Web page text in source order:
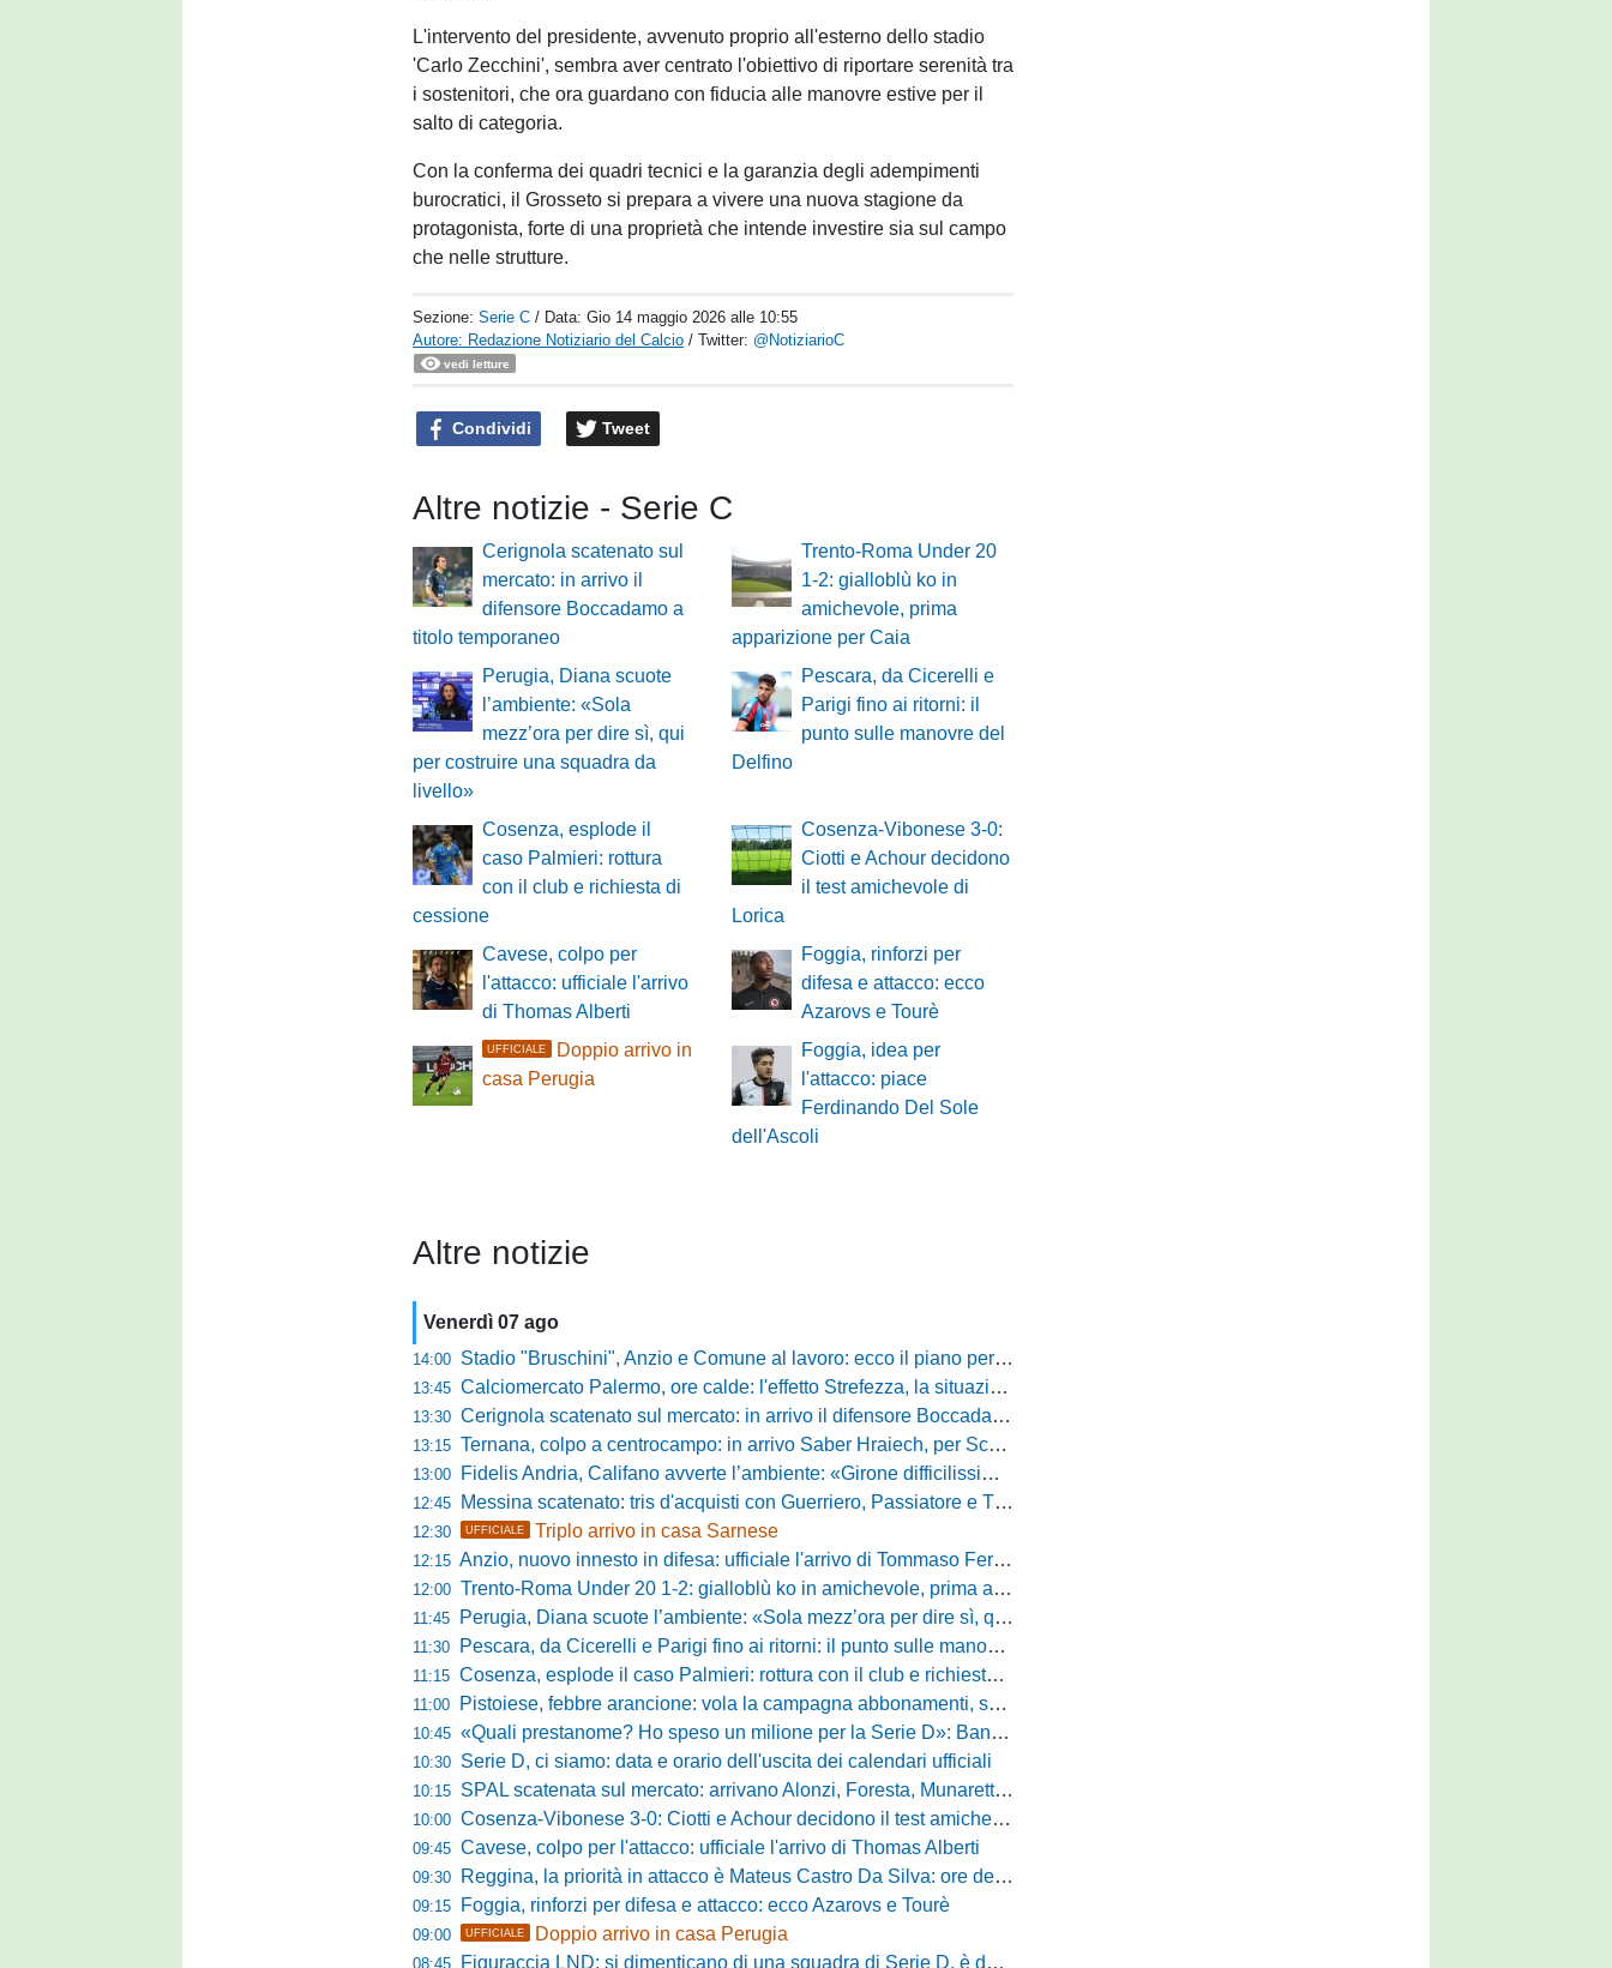
L'intervento del presidente, avvenuto proprio all'esterno dello stadio
'Carlo Zecchini', sembra aver centrato l'obiettivo di riportare serenità tra
i sostenitori, che ora guardano con fiducia alle manovre estive per il
salto di categoria.
Con la conferma dei quadri tecnici e la garanzia degli adempimenti
burocratici, il Grosseto si prepara a vivere una nuova stagione da
protagonista, forte di una proprietà che intende investire sia sul campo
che nelle strutture.
Sezione:Serie C / Data:Gio 14 maggio 2026 alle 10:55
Autore: Redazione Notiziario del Calcio / Twitter: @NotiziarioC
vedi letture
Condividi Tweet
Altre notizie - Serie C
Cerignola scatenato sul
mercato: in arrivo il
difensore Boccadamo a
titolo temporaneo
Trento-Roma Under 20
1-2: gialloblù ko in
amichevole, prima
apparizione per Caia
Perugia, Diana scuote
l’ambiente: «Sola
mezz’ora per dire sì, qui
per costruire una squadra da
livello»
Pescara, da Cicerelli e
Parigi fino ai ritorni: il
punto sulle manovre del
Delfino
Cosenza, esplode il
caso Palmieri: rottura
con il club e richiesta di
cessione
Cosenza-Vibonese 3-0:
Ciotti e Achour decidono
il test amichevole di
Lorica
Cavese, colpo per
l'attacco: ufficiale l'arrivo
di Thomas Alberti
Foggia, rinforzi per
difesa e attacco: ecco
Azarovs e Tourè
UFFICIALE
Doppio arrivo in
casa Perugia
Foggia, idea per
l'attacco: piace
Ferdinando Del Sole
dell'Ascoli
Altre notizie
Venerdì 07 ago
14:00 Stadio "Bruschini", Anzio e Comune al lavoro: ecco il piano per far rientrare i tifosi
13:45 Calciomercato Palermo, ore calde: l'effetto Strefezza, la situazione Segre e i nomi per l'attacco
13:30 Cerignola scatenato sul mercato: in arrivo il difensore Boccadamo a titolo temporaneo
13:15 Ternana, colpo a centrocampo: in arrivo Saber Hraiech, per Scappini si attende l'accordo
13:00 Fidelis Andria, Califano avverte l’ambiente: «Girone difficilissimo, affascinante e bellissimo: non prometto risultati»
12:45 Messina scatenato: tris d'acquisti con Guerriero, Passiatore e Theodore
12:30 UFFICIALE Triplo arrivo in casa Sarnese
12:15 Anzio, nuovo innesto in difesa: ufficiale l'arrivo di Tommaso Ferraro
12:00 Trento-Roma Under 20 1-2: gialloblù ko in amichevole, prima apparizione per Caia
11:45 Perugia, Diana scuote l’ambiente: «Sola mezz’ora per dire sì, qui per costruire una squadra da livello»
11:30 Pescara, da Cicerelli e Parigi fino ai ritorni: il punto sulle manovre del Delfino
11:15 Cosenza, esplode il caso Palmieri: rottura con il club e richiesta di cessione
11:00 Pistoiese, febbre arancione: vola la campagna abbonamenti, superata quota 750 tessere
10:45 «Quali prestanome? Ho speso un milione per la Serie D»: Bandecchi rompe il silenzio sul futuro della Ternana
10:30 Serie D, ci siamo: data e orario dell'uscita dei calendari ufficiali
10:15 SPAL scatenata sul mercato: arrivano Alonzi, Foresta, Munaretto e Tobia
10:00 Cosenza-Vibonese 3-0: Ciotti e Achour decidono il test amichevole di Lorica
09:45 Cavese, colpo per l'attacco: ufficiale l'arrivo di Thomas Alberti
09:30 Reggina, la priorità in attacco è Mateus Castro Da Silva: ore decisive per la fumata bianca
09:15 Foggia, rinforzi per difesa e attacco: ecco Azarovs e Tourè
09:00 UFFICIALE Doppio arrivo in casa Perugia
08:45 Figuraccia LND: si dimenticano di una squadra di Serie D, è da rifare il programma Coppa Italia